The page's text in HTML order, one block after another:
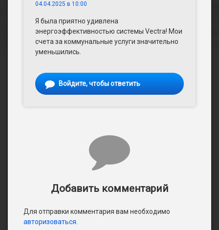
04.04.2025 в 10:00
Я была приятно удивлена
энергоэффективностью системы Vectra! Мои
счета за коммунальные услуги значительно
уменьшились.
Войдите, чтобы ответить
Добавить комментарий
Для отправки комментария вам необходимо
авторизоваться.